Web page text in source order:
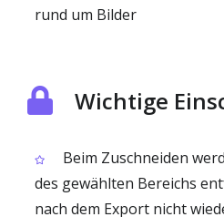
rund um Bilder
Wichtige
Beim Zuschneiden
des gewählten Bereichs
nach dem Export nicht